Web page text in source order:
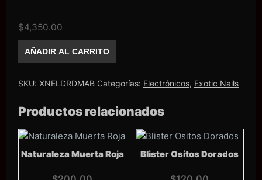
$4,350.00
Drill
Diamond
Tornasol
AÑADIR AL CARRITO
SKU: XNELDRDMAB Categorías: Electrónicos, Exotic Nails
Productos relacionados
Naturaleza Muerta Roja Blister Ositos Dorados